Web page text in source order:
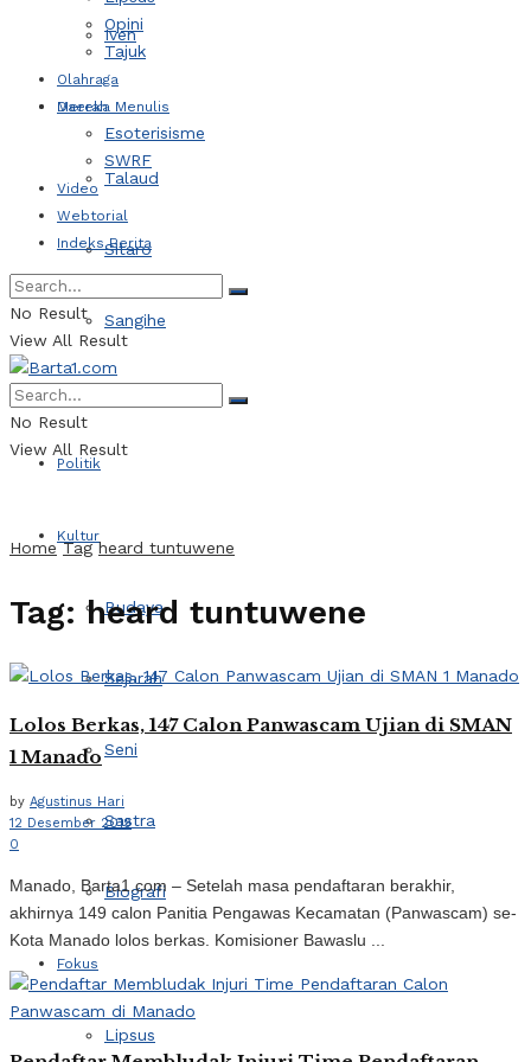
Iven
Daerah
Talaud
Sitaro
Sangihe
Politik
Kultur
Budaya
Sejarah
Seni
Sastra
Biografi
Fokus
Lipsus
Opini
Tajuk
Olahraga
Mereka Menulis
Esoterisisme
SWRF
Video
Webtorial
Indeks Berita
No Result
View All Result
No Result
View All Result
Home Tag heard tuntuwene
Tag:heard tuntuwene
Lolos Berkas, 147 Calon Panwascam Ujian di SMAN
1 Manado
by Agustinus Hari
12 Desember 2019
0
Manado, Barta1.com – Setelah masa pendaftaran berakhir,
akhirnya 149 calon Panitia Pengawas Kecamatan (Panwascam) se-
Kota Manado lolos berkas. Komisioner Bawaslu ...